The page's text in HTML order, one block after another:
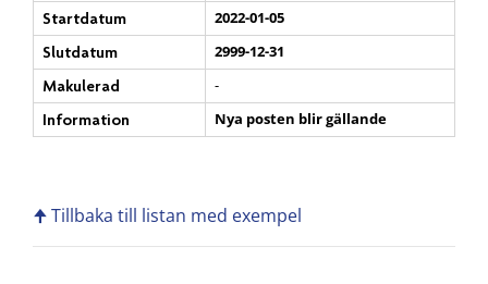
Startdatum
2022-01-05
Slutdatum
2999-12-31
Makulerad
-
Information
Nya posten blir gällande
🠉 Tillbaka till listan med exempel